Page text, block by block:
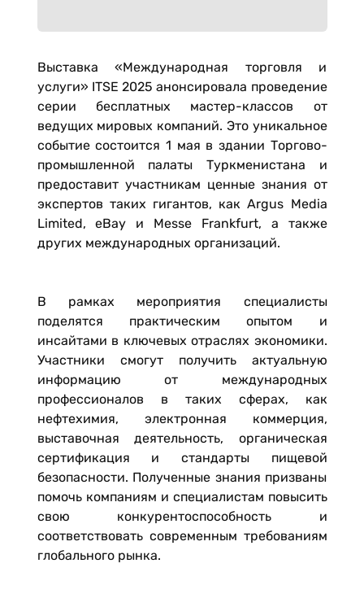
Выставка «Международная торговля и
услуги» ITSE 2025 анонсировала проведение
серии бесплатных мастер-классов от
ведущих мировых компаний. Это уникальное
событие состоится 1 мая в здании Торгово-
промышленной палаты Туркменистана и
предоставит участникам ценные знания от
экспертов таких гигантов, как Argus Media
Limited, eBay и Messe Frankfurt, а также
других международных организаций.
В рамках мероприятия специалисты
поделятся практическим опытом и
инсайтами в ключевых отраслях экономики.
Участники смогут получить актуальную
информацию от международных
профессионалов в таких сферах, как
нефтехимия, электронная коммерция,
выставочная деятельность, органическая
сертификация и стандарты пищевой
безопасности. Полученные знания призваны
помочь компаниям и специалистам повысить
свою конкурентоспособность и
соответствовать современным требованиям
глобального рынка.